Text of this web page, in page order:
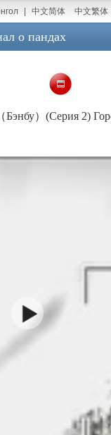
中文简体 中文繁体
о пандах
）(Серия 2)